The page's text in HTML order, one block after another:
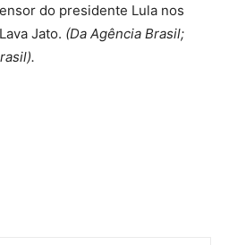
do presidente Lula nos
Jato. (Da Agência Brasil;